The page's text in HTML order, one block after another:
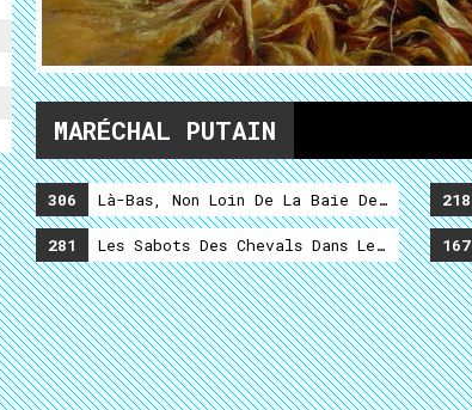
MARÉCHAL PUTAIN
306 Là-Bas, Non Loin De La Baie De Turlututu
281 Les Sabots Des Chevals Dans Le Goëmon
218
167